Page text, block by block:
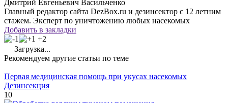
Дмитрий Евгеньевич Васильченко
Главный редактор сайта DezBox.ru и дезинсектор с 12 летним
стажем. Эксперт по уничтожению любых насекомых
Добавить в закладки
+2
Загрузка...
Рекомендуем другие статьи по теме
Первая медицинская помощь при укусах насекомых
Дезинсекция
10